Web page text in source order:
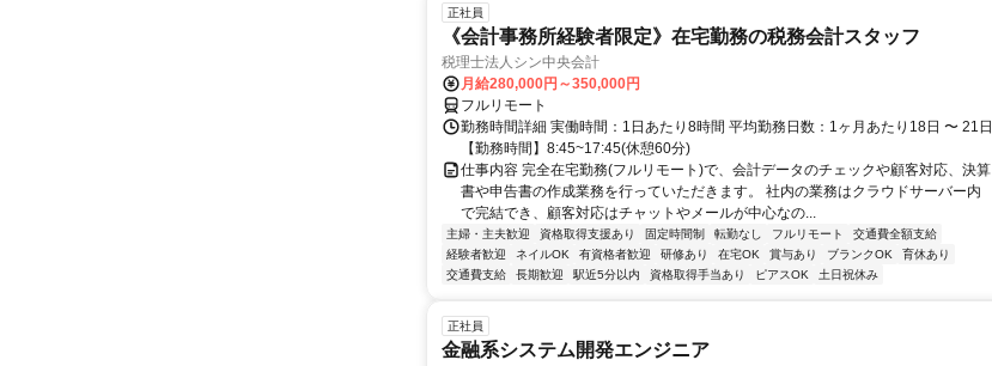
正社員
《会計事務所経験者限定》在宅勤務の税務会計スタッフ
税理士法人シン中央会計
月給280,000円～350,000円
フルリモート
勤務時間詳細 実働時間：1日あたり8時間 平均勤務日数：1ヶ月あたり18日 〜 21日
【勤務時間】8:45~17:45(休憩60分)
仕事内容 完全在宅勤務(フルリモート)で、会計データのチェックや顧客対応、決算
書や申告書の作成業務を行っていただきます。 社内の業務はクラウドサーバー内
で完結でき、顧客対応はチャットやメールが中心なの...
主婦・主夫歓迎 資格取得支援あり 固定時間制 転勤なし フルリモート
交通費全額支給
経験者歓迎
ネイルOK 有資格者歓迎 研修あり 在宅OK 賞与あり ブランクOK
育休あり
交通費支給
長期歓迎 駅近5分以内 資格取得手当あり ピアスOK 土日祝休み
正社員
金融系システム開発エンジニア